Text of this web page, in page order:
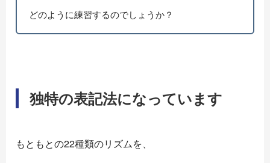
どのように練習するのでしょうか？
独特の表記法になっています
もともとの22種類のリズムを、